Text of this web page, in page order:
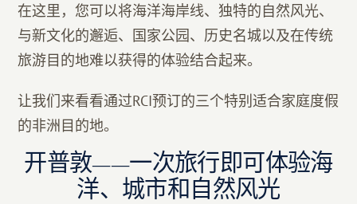
在这里，您可以将海洋海岸线、独特的自然风光、
与新文化的邂逅、国家公园、历史名城以及在传统
旅游目的地难以获得的体验结合起来。
让我们来看看通过RCI预订的三个特别适合家庭度假
的非洲目的地。
开普敦——一次旅行即可体验海
洋、城市和自然风光